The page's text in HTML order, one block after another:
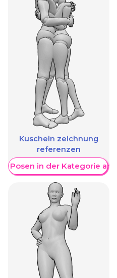
Kuscheln zeichnung
referenzen
Posen in der Kategorie